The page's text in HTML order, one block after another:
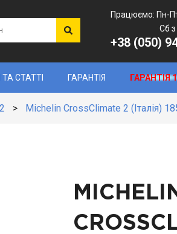
Працюємо: Пн-
Сб з 8.00
+38 (050)
СТАТТІ ГАРАНТІЯ ГАРАНТІЯ
> Michelin CrossClimate 2 (Італія)